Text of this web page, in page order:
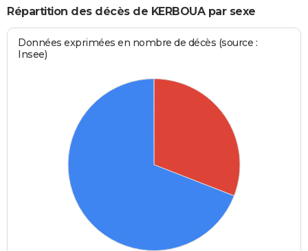
Répartition des décès de KERBOUA par sexe
Données exprimées en nombre de décès (source :
Insee)